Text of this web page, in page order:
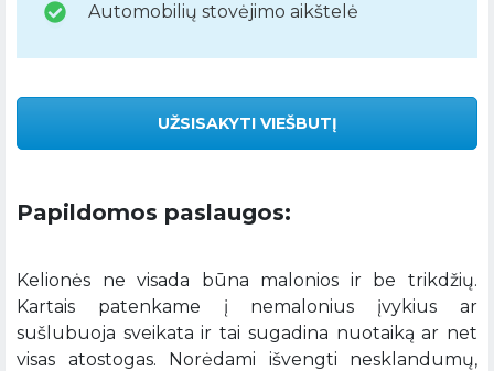
Automobilių stovėjimo aikštelė
UŽSISAKYTI VIEŠBUTĮ
Papildomos paslaugos:
Kelionės ne visada būna malonios ir be trikdžių.
Kartais patenkame į nemalonius įvykius ar
sušlubuoja sveikata ir tai sugadina nuotaiką ar net
visas atostogas. Norėdami išvengti nesklandumų,